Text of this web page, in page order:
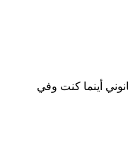
أينما كنت وفي